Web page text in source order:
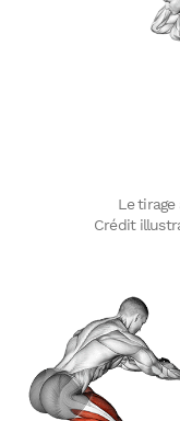
Le tirage
Crédit